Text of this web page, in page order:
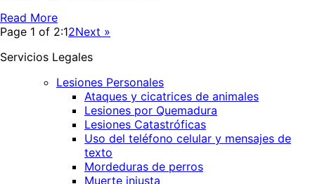
Read More
Page 1 of 2:12Next »
Servicios Legales
Lesiones Personales
Ataques y cicatrices de animales
Lesiones por Quemadura
Lesiones Catastróficas
Uso del teléfono celular y mensajes de
texto
Mordeduras de perros
Muerte injusta